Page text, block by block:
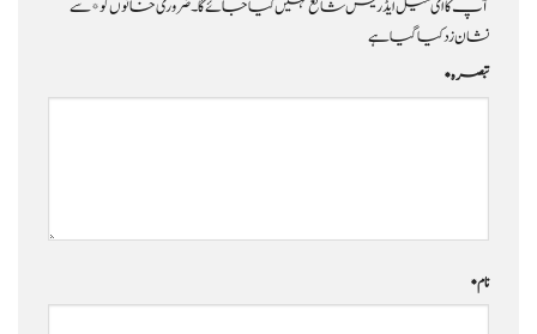
آپ کا ای میل ایڈریس شائع نہیں کیا جائے گا۔ضروری خانوں کو*سے
نشان زد کیا گیا ہے
تبصرہ*
نام*